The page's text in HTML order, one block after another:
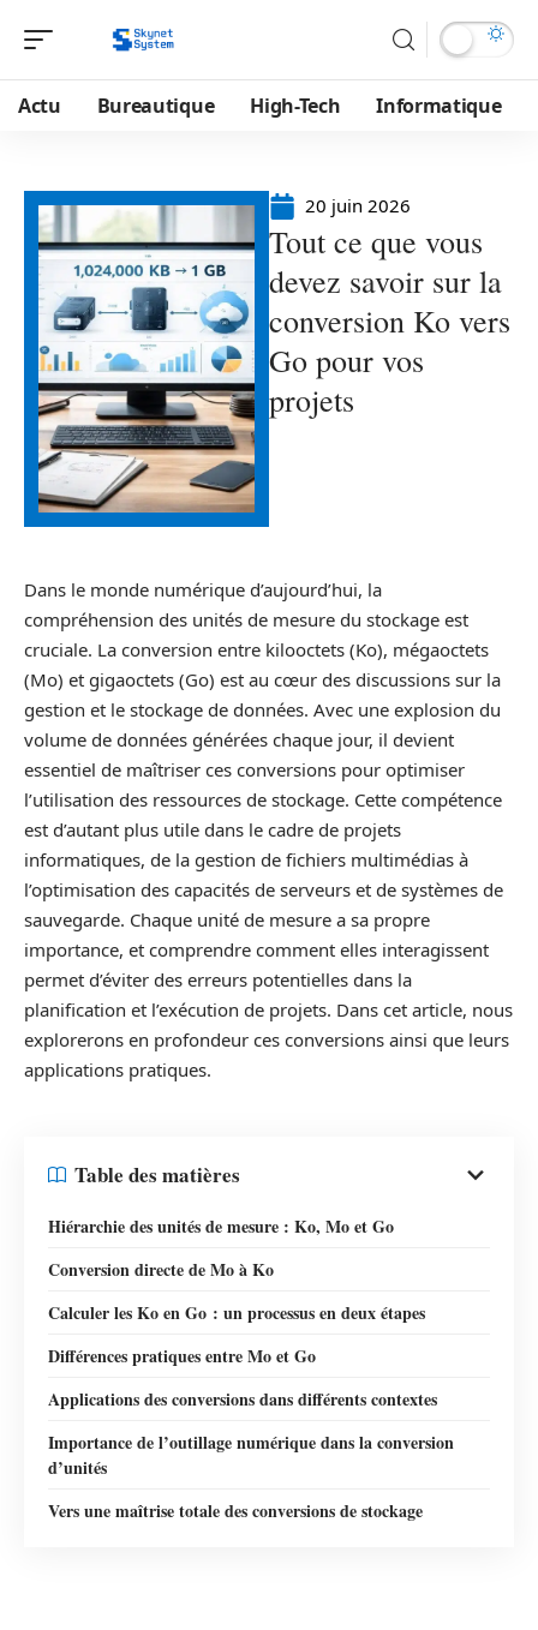
Actu Bureautique High-Tech Informatique
20 juin 2026
Tout ce que vous
devez savoir sur la
conversion Ko vers
Go pour vos
projets
Dans le monde numérique d’aujourd’hui, la
compréhension des unités de mesure du stockage est
cruciale. La conversion entre kilooctets (Ko), mégaoctets
(Mo) et gigaoctets (Go) est au cœur des discussions sur la
gestion et le stockage de données. Avec une explosion du
volume de données générées chaque jour, il devient
essentiel de maîtriser ces conversions pour optimiser
l’utilisation des ressources de stockage. Cette compétence
est d’autant plus utile dans le cadre de projets
informatiques, de la gestion de fichiers multimédias à
l’optimisation des capacités de serveurs et de systèmes de
sauvegarde. Chaque unité de mesure a sa propre
importance, et comprendre comment elles interagissent
permet d’éviter des erreurs potentielles dans la
planification et l’exécution de projets. Dans cet article, nous
explorerons en profondeur ces conversions ainsi que leurs
applications pratiques.
Table des matières
Hiérarchie des unités de mesure : Ko, Mo et Go
Conversion directe de Mo à Ko
Calculer les Ko en Go : un processus en deux étapes
Différences pratiques entre Mo et Go
Applications des conversions dans différents contextes
Importance de l’outillage numérique dans la conversion
d’unités
Vers une maîtrise totale des conversions de stockage